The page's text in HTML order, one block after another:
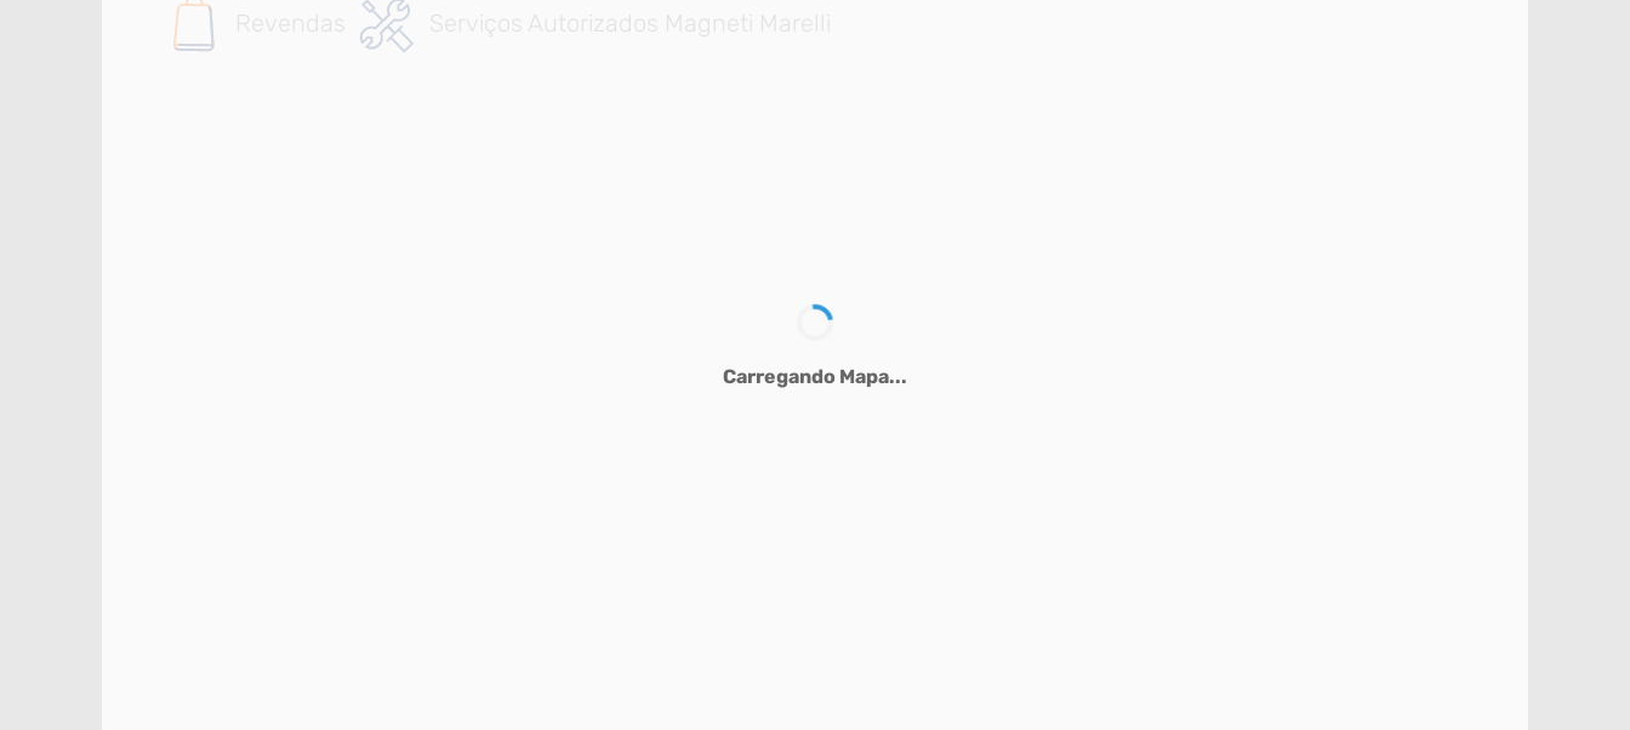
Revendas Serviços Autorizados Magneti Marelli